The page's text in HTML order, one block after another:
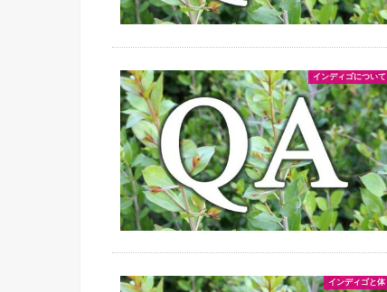
インディゴについて
インディゴと体